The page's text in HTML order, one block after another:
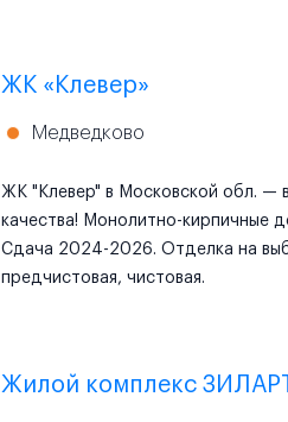
ЖК «Клевер»
Медведково
ЖК "Клевер" в Московской обл. —
качества! Монолитно-кирпичные
Сдача 2024-2026. Отделка на
предчистовая, чистовая.
Жилой комплекс ЗИЛАРТ